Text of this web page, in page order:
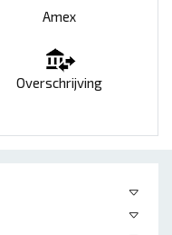
Amex
Overschrijving